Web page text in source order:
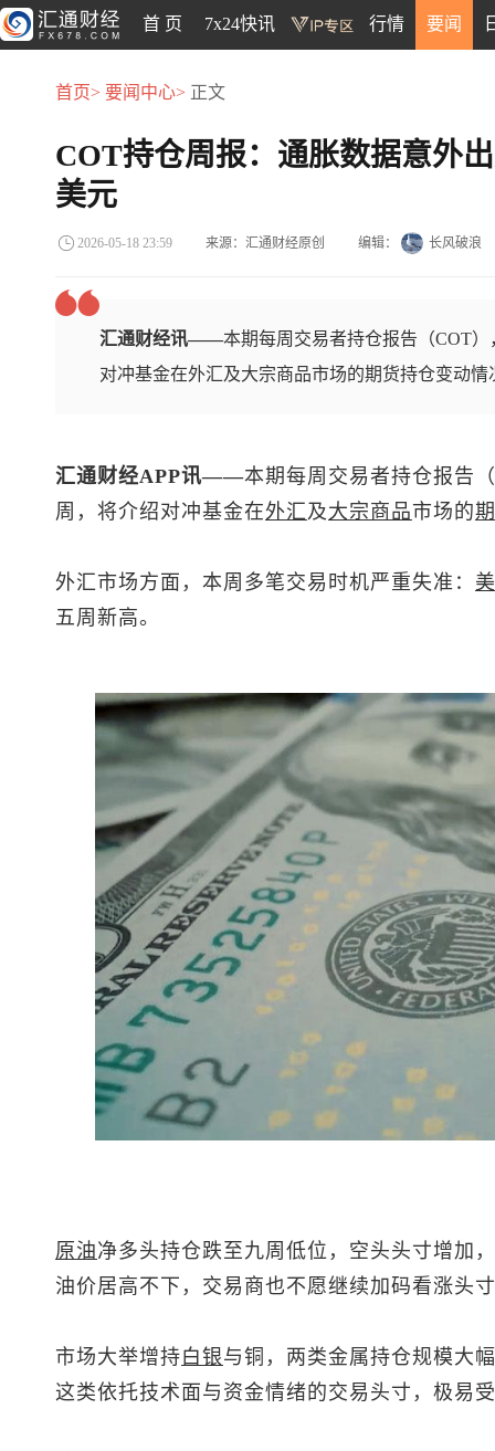
首 页 7x24快讯 行情 要闻
首页> 要闻中心> 正文
COT持仓周报：通胀数据意外
美元
2026-05-18 23:59 来源：汇通财经原创 编辑： 长风破浪
汇通财经讯——本期每周交易者持仓报告（COT
对冲基金在外汇及大宗商品市场的期货持仓变动情
汇通财经APP讯——本期每周交易者持仓报告
周，将介绍对冲基金在外汇及大宗商品市场的
外汇市场方面，本周多笔交易时机严重失准：
五周新高。
原油净多头持仓跌至九周低位，空头头寸增加
油价居高不下，交易商也不愿继续加码看涨头
市场大举增持白银与铜，两类金属持仓规模大
这类依托技术面与资金情绪的交易头寸，极易